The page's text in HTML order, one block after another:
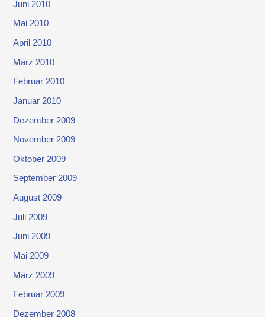
Juni 2010
Mai 2010
April 2010
März 2010
Februar 2010
Januar 2010
Dezember 2009
November 2009
Oktober 2009
September 2009
August 2009
Juli 2009
Juni 2009
Mai 2009
März 2009
Februar 2009
Dezember 2008